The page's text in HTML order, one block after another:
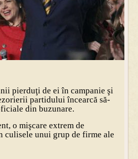
pierduţi de ei în campanie şi
partidului încearcă să-
din buzunare.
o mişcare extrem de
culisele unui grup de firme ale